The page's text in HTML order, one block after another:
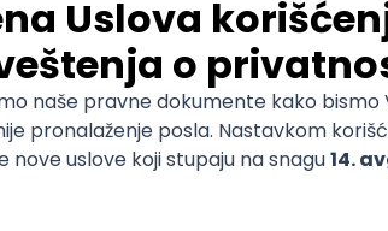
prilike da prepozna CV koji je kreirala
Kovačić, specijalista za
upotrebu veštačke inteligencije
deluju kao da su napravljene uz njenu
proveravamo tačnost navedenih
se bavili. Kako je naša kompanija
AI alata tako mi i kandidatima